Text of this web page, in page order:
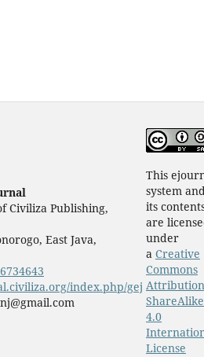
Civiliza Publishing,
East Java,
index.php/gej
This
system
its
are
under
a Creative
Commons
ShareAlike
4.0
License